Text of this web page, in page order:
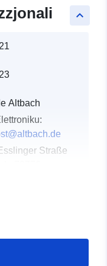
keyboard_arrow_up
Altbach
Straße
2026
data.europa.eu: